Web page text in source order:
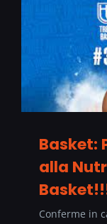
Basket:
alla
Conferme in